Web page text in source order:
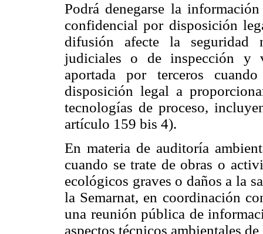
Podrá denegarse la
confidencial por disposición
difusión afecte la seguridad
judiciales o de inspección y
aportada por terceros
disposición legal a
tecnologías de proceso,
artículo 159 bis 4).
En materia de auditoría
cuando se trate de obras o
ecológicos graves o daños a la
la Semarnat, en coordinación
una reunión pública de
aspectos técnicos ambientales